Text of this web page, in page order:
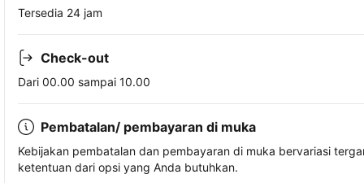
Tersedia 24 jam
Check-out
Dari 00.00 sampai 10.00
Pembatalan/ pembayaran di muka
Kebijakan pembatalan dan pembayaran di muka bervariasi
ketentuan dari opsi yang Anda butuhkan.